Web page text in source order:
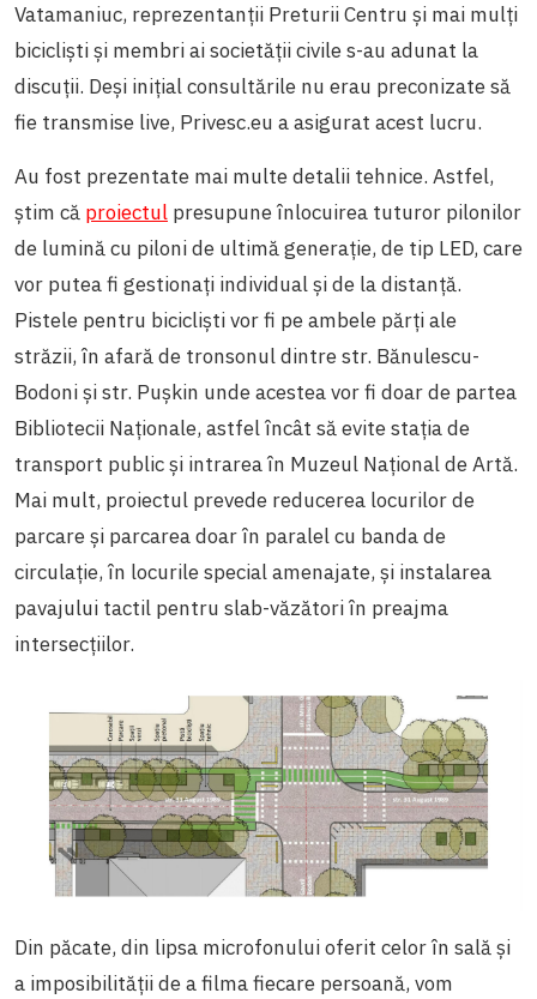
Vatamaniuc, reprezentanții Preturii Centru și mai mulți
bicicliști și membri ai societății civile s-au adunat la
discuții. Deși inițial consultările nu erau preconizate să
fie transmise live, Privesc.eu a asigurat acest lucru.
Au fost prezentate mai multe detalii tehnice. Astfel,
știm că proiectul presupune înlocuirea tuturor pilonilor
de lumină cu piloni de ultimă generație, de tip LED, care
vor putea fi gestionați individual și de la distanță.
Pistele pentru bicicliști vor fi pe ambele părți ale
străzii, în afară de tronsonul dintre str. Bănulescu-
Bodoni și str. Pușkin unde acestea vor fi doar de partea
Bibliotecii Naționale, astfel încât să evite stația de
transport public și intrarea în Muzeul Național de Artă.
Mai mult, proiectul prevede reducerea locurilor de
parcare și parcarea doar în paralel cu banda de
circulație, în locurile special amenajate, și instalarea
pavajului tactil pentru slab-văzători în preajma
intersecțiilor.
Din păcate, din lipsa microfonului oferit celor în sală și
a imposibilității de a filma fiecare persoană, vom